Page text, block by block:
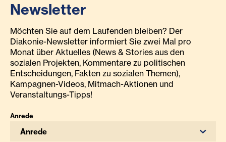
Newsletter
Möchten Sie auf dem Laufenden bleiben? Der
Diakonie-Newsletter informiert Sie zwei Mal pro
Monat über Aktuelles (News & Stories aus den
sozialen Projekten, Kommentare zu politischen
Entscheidungen, Fakten zu sozialen Themen),
Kampagnen-Videos, Mitmach-Aktionen und
Veranstaltungs-Tipps!
Anrede
Anrede